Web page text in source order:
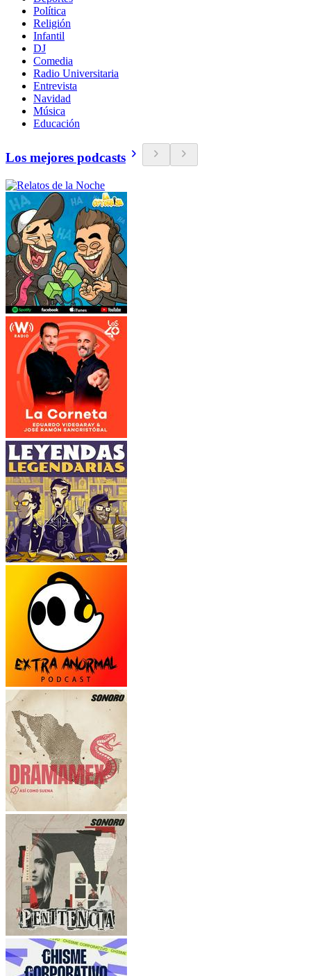
Política
Religión
Infantil
DJ
Comedia
Radio Universitaria
Entrevista
Navidad
Música
Educación
Los mejores podcasts